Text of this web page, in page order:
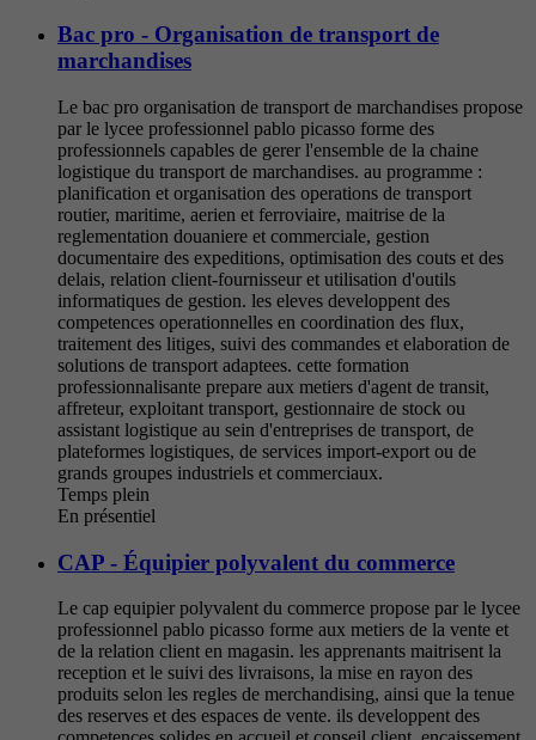
Bac pro - Organisation de transport de
marchandises
Le bac pro organisation de transport de marchandises propose
par le lycee professionnel pablo picasso forme des
professionnels capables de gerer l'ensemble de la chaine
logistique du transport de marchandises. au programme :
planification et organisation des operations de transport
routier, maritime, aerien et ferroviaire, maitrise de la
reglementation douaniere et commerciale, gestion
documentaire des expeditions, optimisation des couts et des
delais, relation client-fournisseur et utilisation d'outils
informatiques de gestion. les eleves developpent des
competences operationnelles en coordination des flux,
traitement des litiges, suivi des commandes et elaboration de
solutions de transport adaptees. cette formation
professionnalisante prepare aux metiers d'agent de transit,
affreteur, exploitant transport, gestionnaire de stock ou
assistant logistique au sein d'entreprises de transport, de
plateformes logistiques, de services import-export ou de
grands groupes industriels et commerciaux.
Temps plein
En présentiel
CAP - Équipier polyvalent du commerce
Le cap equipier polyvalent du commerce propose par le lycee
professionnel pablo picasso forme aux metiers de la vente et
de la relation client en magasin. les apprenants maitrisent la
reception et le suivi des livraisons, la mise en rayon des
produits selon les regles de merchandising, ainsi que la tenue
des reserves et des espaces de vente. ils developpent des